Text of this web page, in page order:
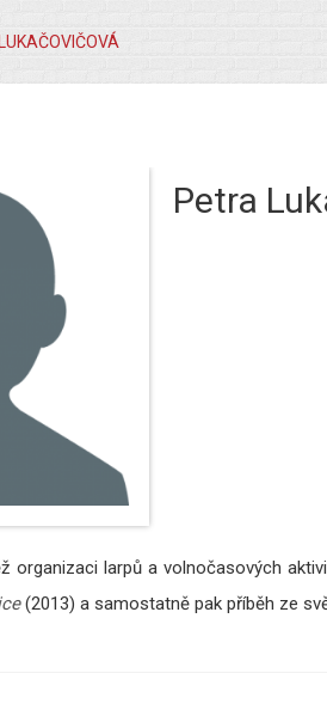
Petra
organizaci larpů a volnočasových
(2013) a samostatně pak příběh ze